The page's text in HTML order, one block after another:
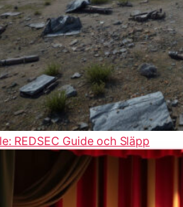
REDSEC Guide och Släpp